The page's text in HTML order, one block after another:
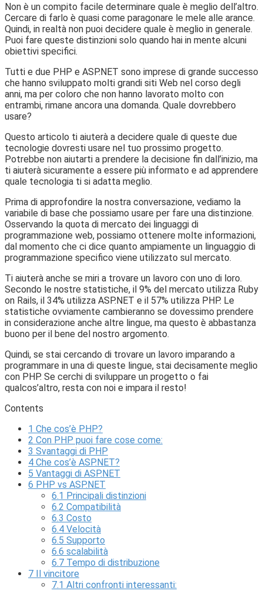
Non è un compito facile determinare quale è meglio dell’altro.
Cercare di farlo è quasi come paragonare le mele alle arance.
Quindi, in realtà non puoi decidere quale è meglio in generale.
Puoi fare queste distinzioni solo quando hai in mente alcuni
obiettivi specifici.
Tutti e due PHP e ASP.NET sono imprese di grande successo
che hanno sviluppato molti grandi siti Web nel corso degli
anni, ma per coloro che non hanno lavorato molto con
entrambi, rimane ancora una domanda. Quale dovrebbero
usare?
Questo articolo ti aiuterà a decidere quale di queste due
tecnologie dovresti usare nel tuo prossimo progetto.
Potrebbe non aiutarti a prendere la decisione fin dall’inizio, ma
ti aiuterà sicuramente a essere più informato e ad apprendere
quale tecnologia ti si adatta meglio.
Prima di approfondire la nostra conversazione, vediamo la
variabile di base che possiamo usare per fare una distinzione.
Osservando la quota di mercato dei linguaggi di
programmazione web, possiamo ottenere molte informazioni,
dal momento che ci dice quanto ampiamente un linguaggio di
programmazione specifico viene utilizzato sul mercato.
Ti aiuterà anche se miri a trovare un lavoro con uno di loro.
Secondo le nostre statistiche, il 9% del mercato utilizza Ruby
on Rails, il 34% utilizza ASP.NET e il 57% utilizza PHP. Le
statistiche ovviamente cambieranno se dovessimo prendere
in considerazione anche altre lingue, ma questo è abbastanza
buono per il bene del nostro argomento.
Quindi, se stai cercando di trovare un lavoro imparando a
programmare in una di queste lingue, stai decisamente meglio
con PHP. Se cerchi di sviluppare un progetto o fai
qualcos’altro, resta con noi e impara il resto!
Contents
1 Che cos’è PHP?
2 Con PHP puoi fare cose come:
3 Svantaggi di PHP
4 Che cos’è ASP.NET?
5 Vantaggi di ASP.NET
6 PHP vs ASP.NET
6.1 Principali distinzioni
6.2 Compatibilità
6.3 Costo
6.4 Velocità
6.5 Supporto
6.6 scalabilità
6.7 Tempo di distribuzione
7 Il vincitore
7.1 Altri confronti interessanti: